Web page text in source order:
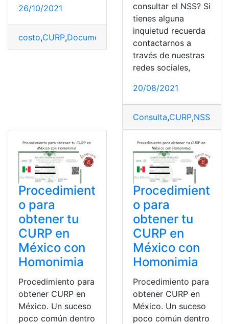
26/10/2021
costo,CURP,Documentos México Requisitos
consultar el NSS? Si
tienes alguna
inquietud recuerda
contactarnos a
través de nuestras
redes sociales,
20/08/2021
Consulta,CURP,NSS
Procedimient
o para
obtener tu
CURP en
México con
Homonimia
Procedimiento para
obtener CURP en
México. Un suceso
poco común dentro
Procedimient
o para
obtener tu
CURP en
México con
Homonimia
Procedimiento para
obtener CURP en
México. Un suceso
poco común dentro